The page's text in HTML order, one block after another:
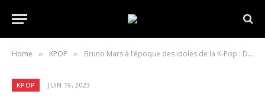
Home » KPOP » Bruno Mars à l’époque des idoles de la K-Pop : Dispatch publie des photos de l’aéroport
KPOP JUIN 19, 2023